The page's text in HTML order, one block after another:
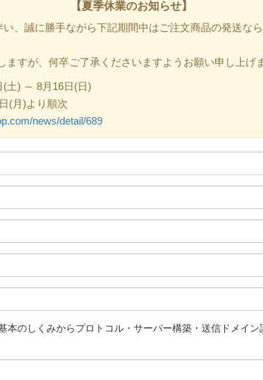
【夏季休業のお知らせ】
、誠に勝手ながら下記期間中はご注文商品の発送な
ますが、何卒ご了承くださいますようお願い申し上げま
) ～ 8月16日(日)
(月)より順次
news/detail/689
本のしくみからプロトコル・サーバー構築・送信ドメイ